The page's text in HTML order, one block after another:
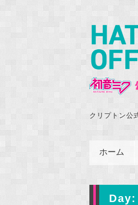
クリプトン公
ホーム
Day: